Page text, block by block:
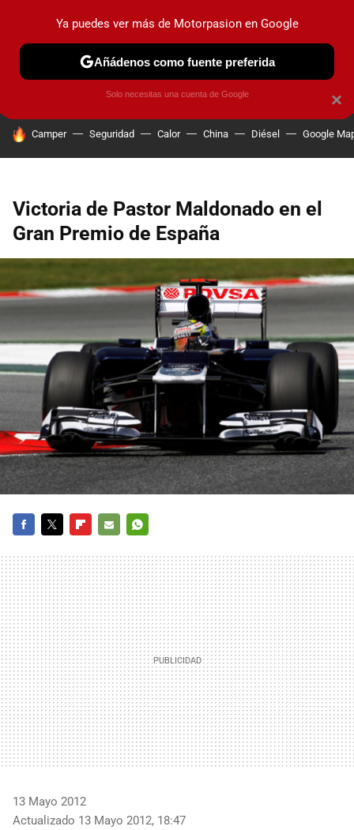
PRUEBAS COCHES ELÉCTRICOS OBSERVATORIO
HOY SE HABLA DE
Camper Seguridad Calor China Diésel Google
Victoria de Pastor Maldonado en el
Gran Premio de España
MAIL
13 Mayo 2012
Actualizado 13 Mayo 2012, 18:47
×
Ya puedes ver más de Motorpasion en Google
Añádenos como fuente preferida
Solo necesitas una cuenta de Google